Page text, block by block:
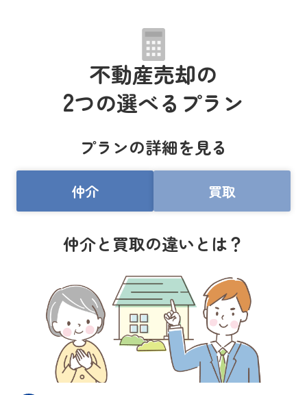
不動産売却の
2つの選べるプラン
プランの詳細を見る
仲介 買取
仲介と買取の違いとは？